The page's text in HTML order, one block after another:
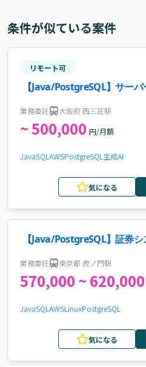
条件が似ている案件
リモート可
【Java/PostgreSQL】サー
業務委託 大阪府 西三荘駅
~ 500,000 円/月額
JavaSQL AWSPostgreSQL 生成AI
気になる
【Java/PostgreSQL】証券
業務委託 東京都 虎ノ門駅
570,000 ~ 620,000
JavaSQL AWSLinuxPostgreSQL
気になる